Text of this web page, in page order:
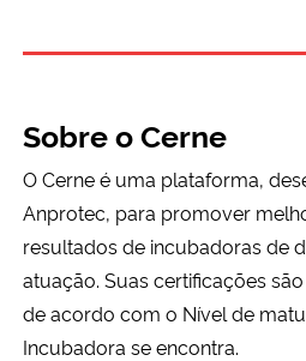
Sobre o Cerne
O Cerne é uma plataforma,
Anprotec, para promover
resultados de incubadoras de
atuação. Suas certificações
de acordo com o Nível de
Incubadora se encontra.